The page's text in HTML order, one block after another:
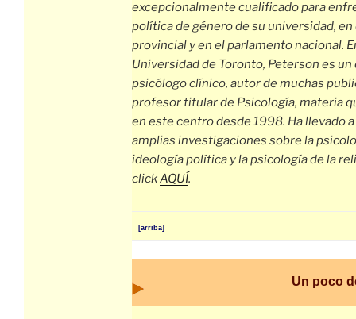
excepcionalmente cualificado para
política de género de su universidad,
provincial y en el parlamento nacional.
Universidad de Toronto, Peterson es un
psicólogo clínico, autor de muchas
profesor titular de Psicología, materia
en este centro desde 1998. Ha llevado
amplias investigaciones sobre la
ideología política y la psicología de la
clickAQUÍ.
[arriba]
Un poco